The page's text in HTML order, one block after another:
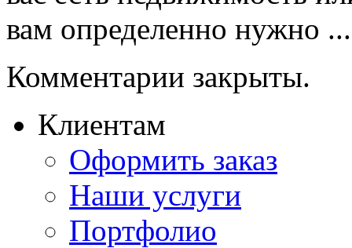
вам определенно нужно ...
Комментарии закрыты.
Клиентам
Оформить заказ
Наши услуги
Портфолио